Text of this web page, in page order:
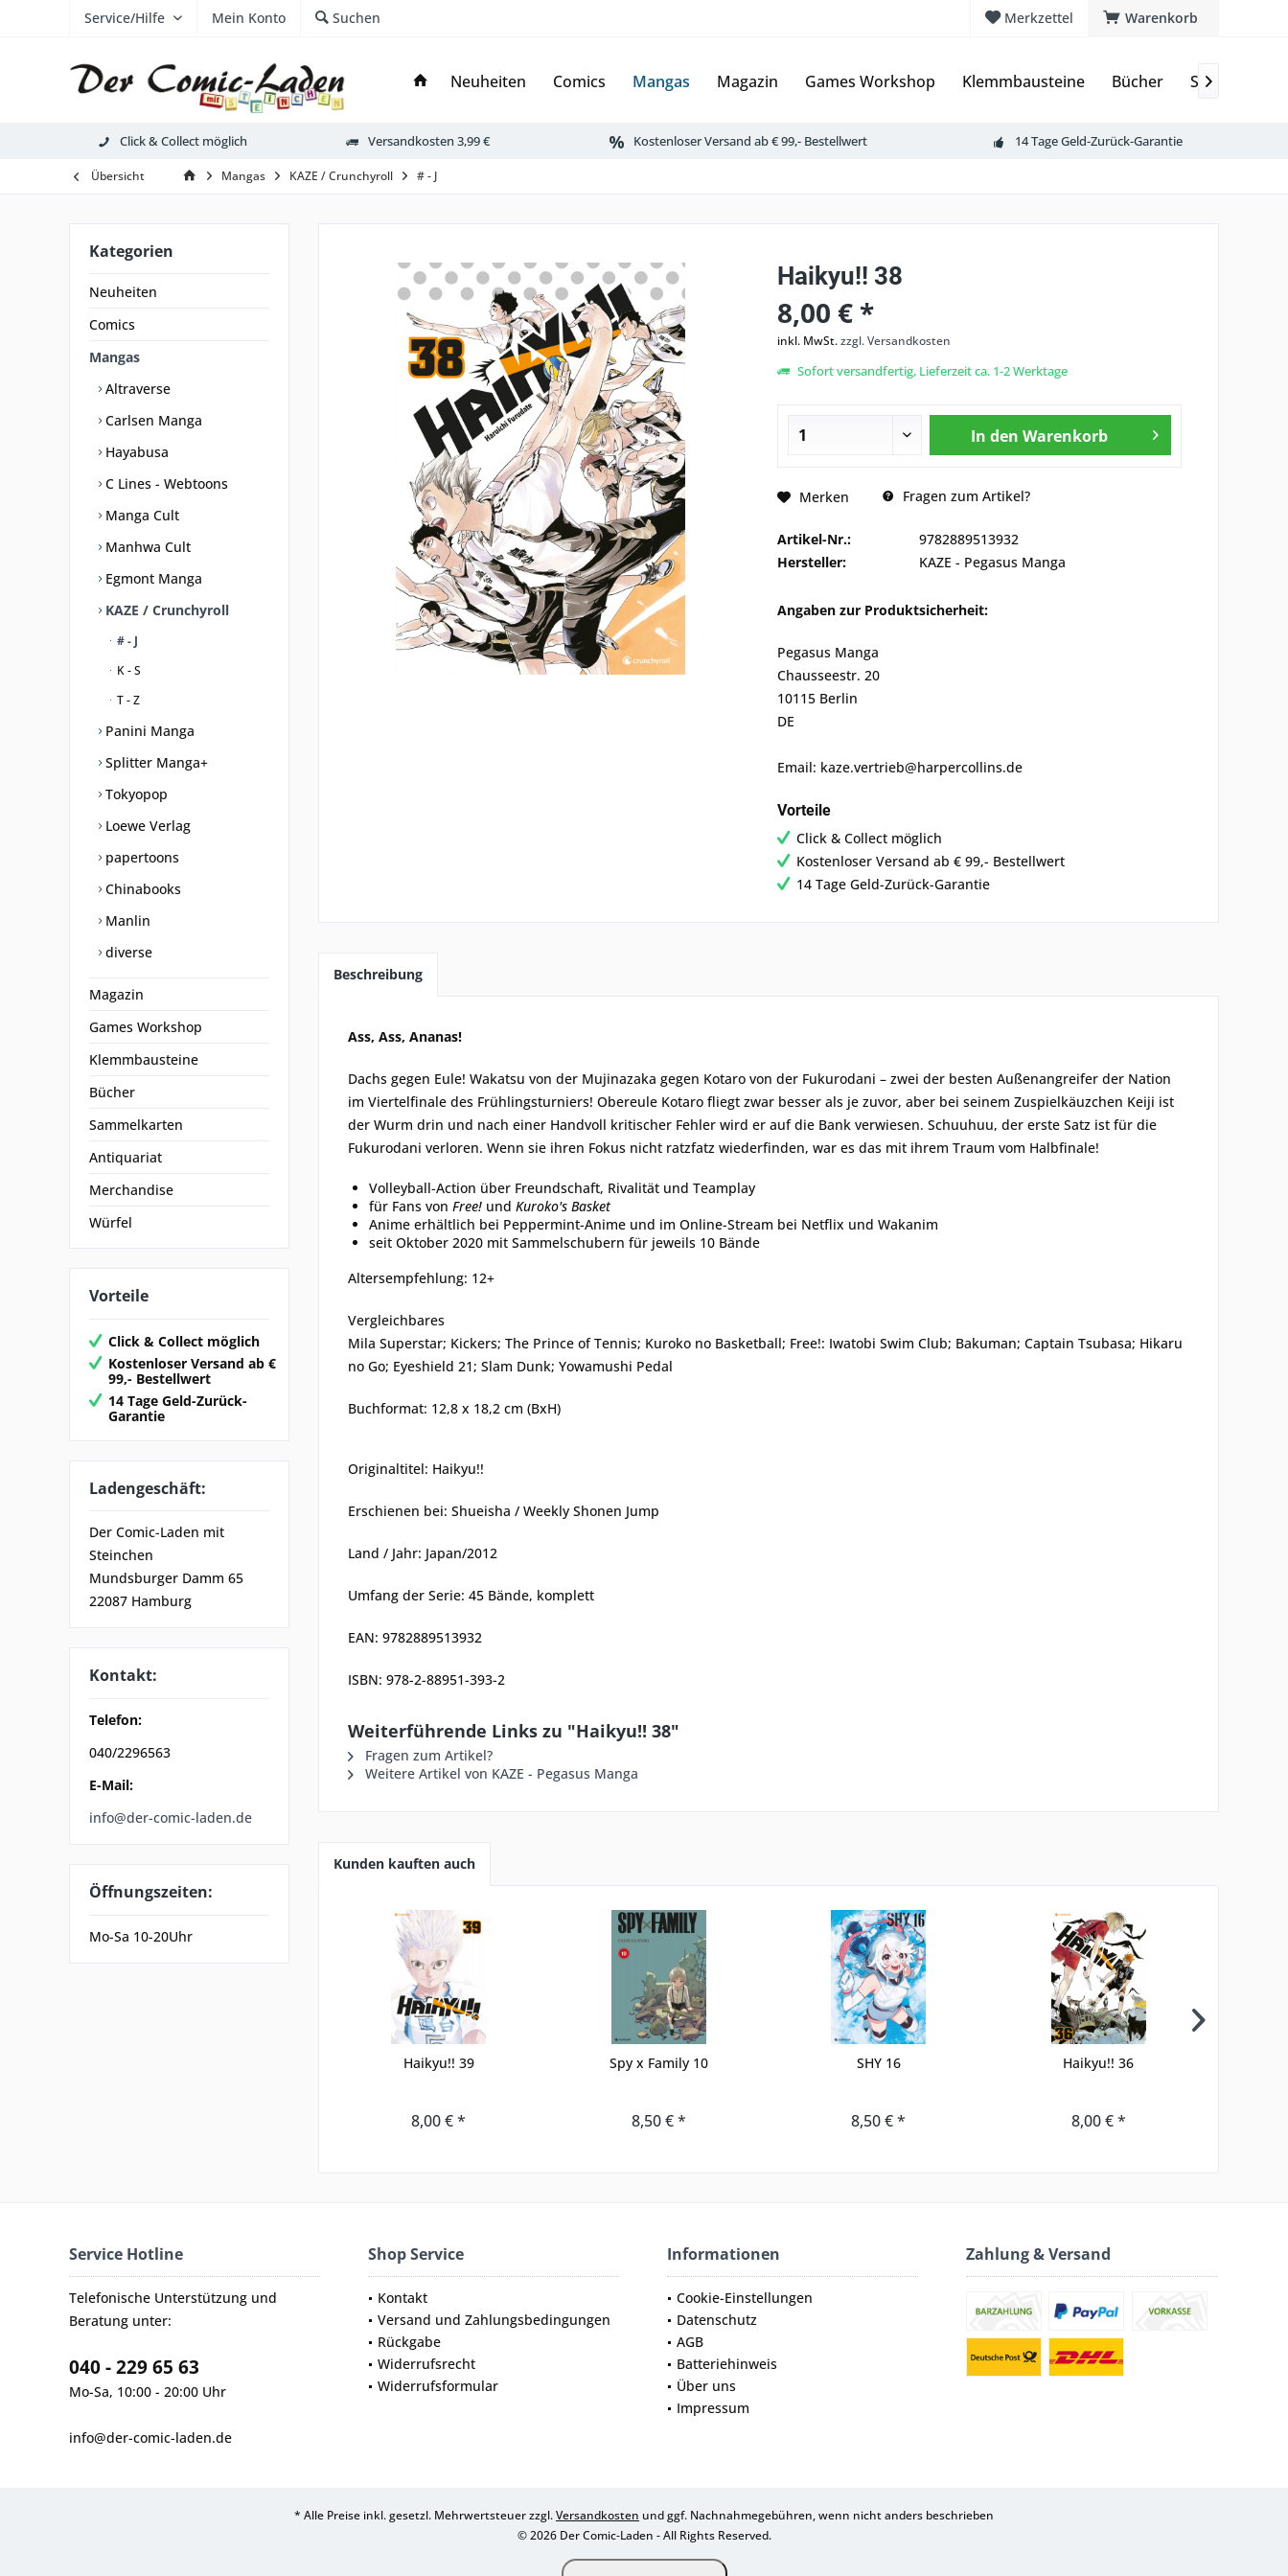
Warenkorb
Merkzettel
Service/Hilfe Mein Konto Suchen
Neuheiten Comics Mangas Magazin Games Workshop Klemmbausteine Bücher 
Click & Collect möglich Versandkosten 3,99 € Kostenloser Versand ab € 99,- Bestellwert 14 Tage Geld-Zurück-Garantie
Übersicht Mangas KAZE / Crunchyroll # - J
Kategorien
Neuheiten
Comics
Mangas
Altraverse
Carlsen Manga
Hayabusa
C Lines - Webtoons
Manga Cult
Manhwa Cult
Egmont Manga
KAZE / Crunchyroll
# - J
K - S
T - Z
Panini Manga
Splitter Manga+
Tokyopop
Loewe Verlag
papertoons
Chinabooks
Manlin
diverse
Magazin
Games Workshop
Klemmbausteine
Bücher
Sammelkarten
Antiquariat
Merchandise
Würfel
Vorteile
Click & Collect möglich
Kostenloser Versand ab €
99,- Bestellwert
14 Tage Geld-Zurück-
Garantie
Ladengeschäft:
Der Comic-Laden mit
Steinchen
Mundsburger Damm 65
22087 Hamburg
Kontakt:
Telefon:
040/2296563
E-Mail:
info@der-comic-laden.de
Öffnungszeiten:
Mo-Sa 10-20Uhr
Haikyu!! 38
8,00 € *
inkl. MwSt.zzgl. Versandkosten
Sofort versandfertig, Lieferzeit ca. 1-2 Werktage
In den Warenkorb
Merken Fragen zum Artikel?
Artikel-Nr.:
9782889513932
Hersteller:
KAZE - Pegasus Manga
Angaben zur Produktsicherheit:
Pegasus Manga
Chausseestr. 20
10115 Berlin
DE
Email: kaze.vertrieb@harpercollins.de
Vorteile
Click & Collect möglich
Kostenloser Versand ab € 99,- Bestellwert
14 Tage Geld-Zurück-Garantie
Beschreibung
Ass, Ass, Ananas!
Dachs gegen Eule! Wakatsu von der Mujinazaka gegen Kotaro von der Fukurodani – zwei der besten Außenangreifer der Nation
im Viertelfinale des Frühlingsturniers! Obereule Kotaro fliegt zwar besser als je zuvor, aber bei seinem Zuspielkäuzchen Keiji ist
der Wurm drin und nach einer Handvoll kritischer Fehler wird er auf die Bank verwiesen. Schuuhuu, der erste Satz ist für die
Fukurodani verloren. Wenn sie ihren Fokus nicht ratzfatz wiederfinden, war es das mit ihrem Traum vom Halbfinale!
Volleyball-Action über Freundschaft, Rivalität und Teamplay
für Fans von Free! und Kuroko's Basket
Anime erhältlich bei Peppermint-Anime und im Online-Stream bei Netflix und Wakanim
seit Oktober 2020 mit Sammelschubern für jeweils 10 Bände
Altersempfehlung: 12+
Vergleichbares
Mila Superstar; Kickers; The Prince of Tennis; Kuroko no Basketball; Free!: Iwatobi Swim Club; Bakuman; Captain Tsubasa; Hikaru
no Go; Eyeshield 21; Slam Dunk; Yowamushi Pedal
Buchformat: 12,8 x 18,2 cm (BxH)
Originaltitel: Haikyu!!
Erschienen bei: Shueisha / Weekly Shonen Jump
Land / Jahr: Japan/2012
Umfang der Serie: 45 Bände, komplett
EAN: 9782889513932
ISBN: 978-2-88951-393-2
Weiterführende Links zu "Haikyu!! 38"
Fragen zum Artikel?
Weitere Artikel von KAZE - Pegasus Manga
Kunden kauften auch
Haikyu!! 39
8,00 € *
Spy x Family 10
8,50 € *
SHY 16
8,50 € *
Haikyu!! 36
8,00 € *
Service Hotline
Telefonische Unterstützung und
Beratung unter:
040 - 229 65 63
Mo-Sa, 10:00 - 20:00 Uhr
info@der-comic-laden.de
Shop Service
Kontakt
Versand und Zahlungsbedingungen
Rückgabe
Widerrufsrecht
Widerrufsformular
Informationen
Cookie-Einstellungen
Datenschutz
AGB
Batteriehinweis
Über uns
Impressum
Zahlung & Versand
* Alle Preise inkl. gesetzl. Mehrwertsteuer zzgl.Versandkosten und ggf. Nachnahmegebühren, wenn nicht anders beschrieben
© 2026 Der Comic-Laden - All Rights Reserved.